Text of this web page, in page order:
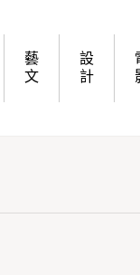
藝
文
設
計